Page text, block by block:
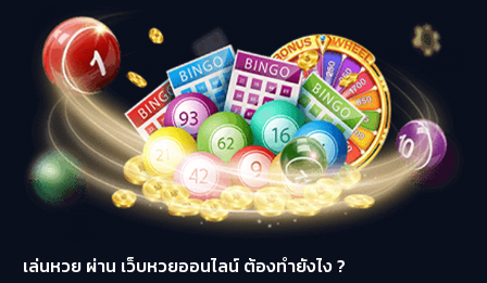
เล่นหวย ผ่าน เว็บหวยออนไลน์ ต้องทำยังไง ?